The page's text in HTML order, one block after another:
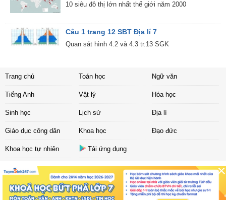
10 siêu đô thị lớn nhất thế giới năm 2000
Câu 1 trang 12 SBT Địa lí 7
Quan sát hình 4.2 và 4.3 tr.13 SGK
Trang chủ Toán học Ngữ văn
Tiếng Anh Vật lý Hóa học
Sinh học Lịch sử Địa lí
Giáo dục công dân Khoa học Đạo đức
Khoa học tự nhiên Tải ứng dụng
Chính sách
Copyright ©2017 Sachbaitap.com